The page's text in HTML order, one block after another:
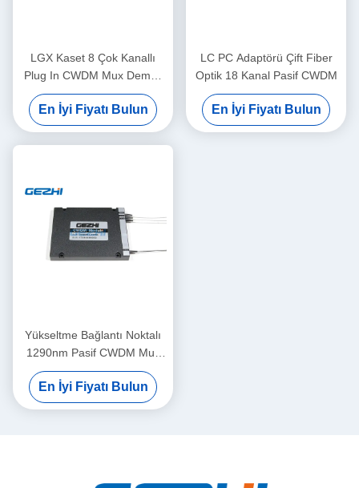
LGX Kaset 8 Çok Kanallı
Plug In CWDM Mux Demux
Modülü
En İyi Fiyatı Bulun
LC PC Adaptörü Çift Fiber
Optik 18 Kanal Pasif CWDM
En İyi Fiyatı Bulun
Yükseltme Bağlantı Noktalı
1290nm Pasif CWDM Mux
Demux Modülü
En İyi Fiyatı Bulun